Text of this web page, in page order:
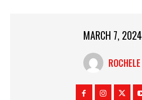
MARCH 7, 2024
ROCHELE